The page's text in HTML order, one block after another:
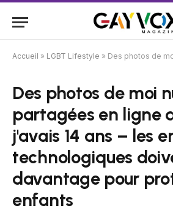
Accueil » LGBT Lifestyle » Des photos de moi nue ont été partagées en ligne quand j'avais
Des photos de moi
partagées en ligne
j'avais 14 ans – les
technologiques
davantage pour
enfants